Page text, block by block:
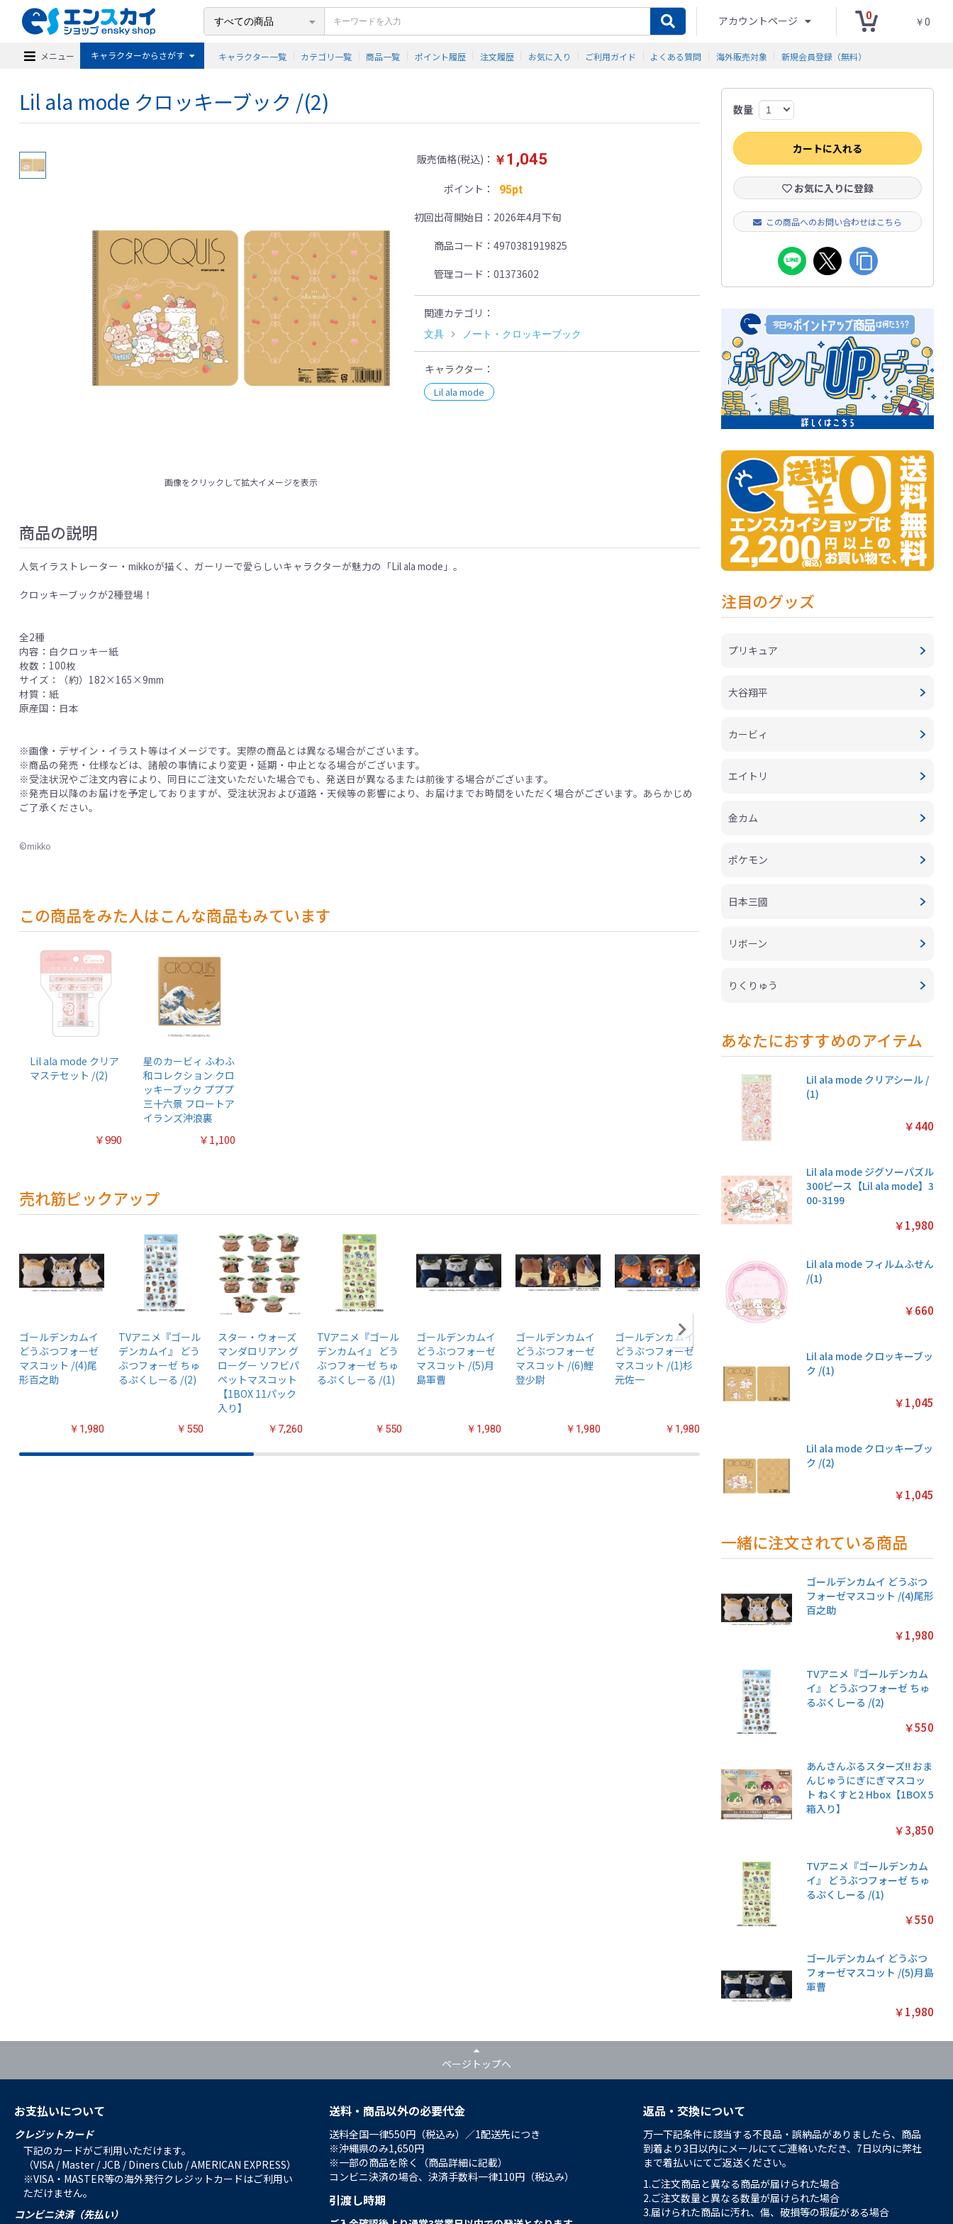
アカウントページ 0
￥0
メニュー キャラクターからさがす キャラクター一覧 カテゴリ一覧 商品一覧 ポイント履歴 注文履歴 お気に入り ご利用ガイド よくある質問 海外販売対象 新規会員登録（無料）
Lil ala mode クロッキーブック /(2)
画像をクリックして拡大イメージを表示
販売価格(税込) ￥1,045
ポイント 95pt
初回出荷開始日
2026年4月下旬
商品コード
4970381919825
管理コード
01373602
関連カテゴリ
文具 ノート・クロッキーブック
キャラクター
Lil ala mode
商品の説明
人気イラストレーター・mikkoが描く、ガーリーで愛らしいキャラクターが魅力の「Lil ala mode」。
クロッキーブックが2種登場！
全2種
内容：白クロッキー紙
枚数：100枚
サイズ：（約）182×165×9mm
材質：紙
原産国：日本
※画像・デザイン・イラスト等はイメージです。実際の商品とは異なる場合がございます。
※商品の発売・仕様などは、諸般の事情により変更・延期・中止となる場合がございます。
※受注状況やご注文内容により、同日にご注文いただいた場合でも、発送日が異なるまたは前後する場合がございます。
※発売日以降のお届けを予定しておりますが、受注状況および道路・天候等の影響により、お届けまでお時間をいただく場合がございます。あらかじめ
ご了承ください。
©mikko
この商品をみた人はこんな商品もみています
Lil ala mode クリア
マステセット /(2)
￥990
星のカービィ ふわふ
和コレクション クロ
ッキーブック プププ
三十六景 フロートア
イランズ沖浪裏
￥1,100
売れ筋ピックアップ
ゴールデンカムイ
どうぶつフォーゼ
マスコット /(4)尾
形百之助
￥1,980
TVアニメ『ゴール
デンカムイ』 どう
ぶつフォーゼ ちゅ
るぷくしーる /(2)
￥550
スター・ウォーズ
マンダロリアン グ
ローグー ソフビパ
ペットマスコット
【1BOX 11パック
入り】
￥7,260
TVアニメ『ゴール
デンカムイ』 どう
ぶつフォーゼ ちゅ
るぷくしーる /(1)
￥550
ゴールデンカムイ
どうぶつフォーゼ
マスコット /(5)月
島軍曹
￥1,980
ゴールデンカムイ
どうぶつフォーゼ
マスコット /(6)鯉
登少尉
￥1,980
ゴールデンカムイ
どうぶつフォーゼ
マスコット /(1)杉
元佐一
￥1,980
ちみけもますこっ
と /(7)轟焦凍
クリアカードコレ
クションガム ◆通
常版◆【1BOX 16
シール
4【
数量
カートに入れる
お気に入りに登録
この商品へのお問い合わせはこちら
注目のグッズ
プリキュア
大谷翔平
カービィ
エイトリ
金カム
ポケモン
日本三國
リボーン
りくりゅう
あなたにおすすめのアイテム
Lil ala mode クリアシール /
(1)
￥440
Lil ala mode ジグソーパズル
300ピース【Lil ala mode】3
00-3199
￥1,980
Lil ala mode フィルムふせん
/(1)
￥660
Lil ala mode クロッキーブッ
ク /(1)
￥1,045
Lil ala mode クロッキーブッ
ク /(2)
￥1,045
一緒に注文されている商品
ゴールデンカムイ どうぶつ
フォーゼマスコット /(4)尾形
百之助
￥1,980
TVアニメ『ゴールデンカム
イ』 どうぶつフォーゼ ちゅ
るぷくしーる /(2)
￥550
あんさんぶるスターズ!! おま
んじゅうにぎにぎマスコッ
ト ねくすと2 Hbox【1BOX 5
箱入り】
￥3,850
TVアニメ『ゴールデンカム
イ』 どうぶつフォーゼ ちゅ
るぷくしーる /(1)
￥550
ゴールデンカムイ どうぶつ
フォーゼマスコット /(5)月島
軍曹
￥1,980
ページトップへ
お支払いについて
クレジットカード
下記のカードがご利用いただけます。
（VISA / Master / JCB / Diners Club / AMERICAN EXPRESS）
※VISA・MASTER等の海外発行クレジットカードはご利用い
ただけません。
コンビニ決済（先払い）
送料・商品以外の必要代金
送料全国一律550円（税込み）／1配送先につき
※沖縄県のみ1,650円
※一部の商品を除く（商品詳細に記載）
コンビニ決済の場合、決済手数料一律110円（税込み）
引渡し時期
返品・交換について
万一下記条件に該当する不良品・誤納品がありましたら、商品
到着より3日以内にメールにてご連絡いただき、7日以内に弊社
まで着払いにてご返送ください。
1.ご注文商品と異なる商品が届けられた場合
2.ご注文数量と異なる数量が届けられた場合
3.届けられた商品に汚れ、傷、破損等の瑕疵がある場合